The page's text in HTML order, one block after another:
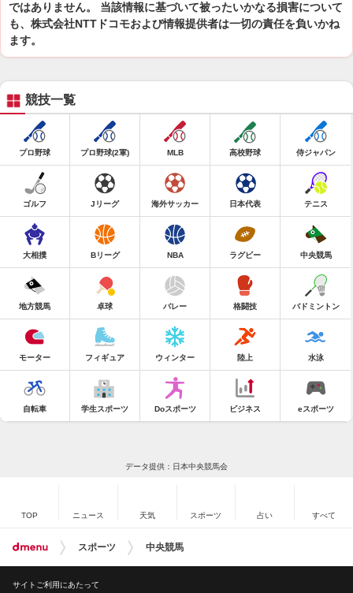
ではありません。 当該情報に基づいて被ったいかなる損害について
も、株式会社NTTドコモおよび情報提供者は一切の責任を負いかね
ます。
競技一覧
プロ野球 プロ野球(2軍) MLB 高校野球 侍ジャパン
ゴルフ Jリーグ 海外サッカー 日本代表 テニス
大相撲 Bリーグ NBA ラグビー 中央競馬
地方競馬 卓球 バレー 格闘技 バドミントン
モーター フィギュア ウィンター 陸上 水泳
自転車 学生スポーツ Doスポーツ ビジネス eスポーツ
データ提供：日本中央競馬会
TOP ニュース 天気 スポーツ 占い すべて
スポーツ 中央競馬
サイトご利用にあたって